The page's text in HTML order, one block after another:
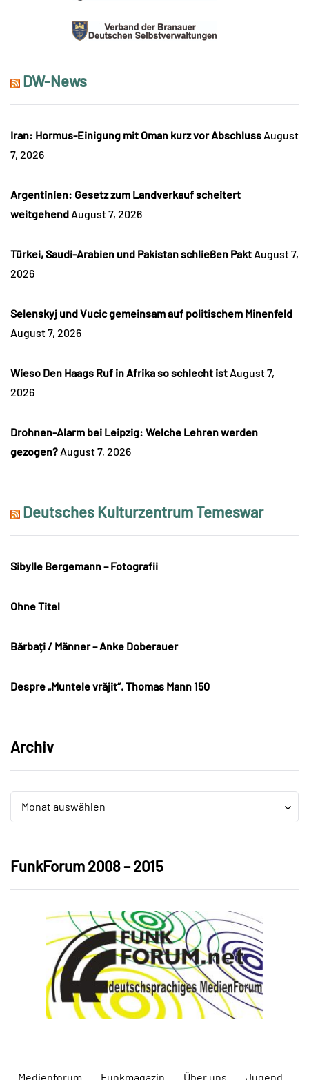
DW-News
Iran: Hormus-Einigung mit Oman kurz vor Abschluss August
7, 2026
Argentinien: Gesetz zum Landverkauf scheitert
weitgehend August 7, 2026
Türkei, Saudi-Arabien und Pakistan schließen Pakt August 7,
2026
Selenskyj und Vucic gemeinsam auf politischem Minenfeld
August 7, 2026
Wieso Den Haags Ruf in Afrika so schlecht ist August 7,
2026
Drohnen-Alarm bei Leipzig: Welche Lehren werden
gezogen? August 7, 2026
Deutsches Kulturzentrum Temeswar
Sibylle Bergemann – Fotografii
Ohne Titel
Bărbați / Männer – Anke Doberauer
Despre „Muntele vrăjit“. Thomas Mann 150
Archiv
Archiv
Monat auswählen
Archiv
FunkForum 2008 – 2015
Medienforum Funkmagazin Über uns Jugend